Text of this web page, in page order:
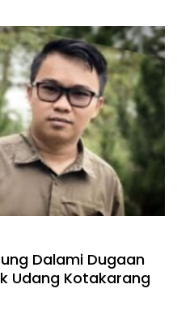
Dalami Dugaan
Udang Kotakarang